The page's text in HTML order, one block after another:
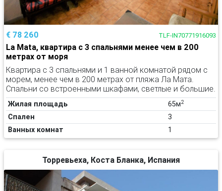
€ 78 260 TLF-IN70771916093
La Mata, квартира с 3 спальнями менее чем в 200
метрах от моря
Квартира с 3 спальнями и 1 ванной комнатой рядом с
морем, менее чем в 200 метрах от пляжа Ла Мата.
Спальни со встроенными шкафами, светлые и большие.
Жилая площадь 65м2
Спален
3
Ванных комнат
1
Торревьеха, Коста Бланка, Испания